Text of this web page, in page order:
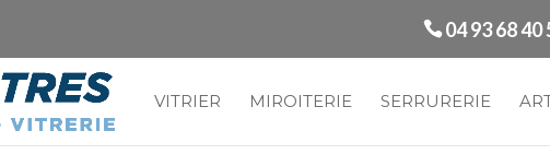
04 93 68 40
VITRIER MIROITERIE SERRURERIE